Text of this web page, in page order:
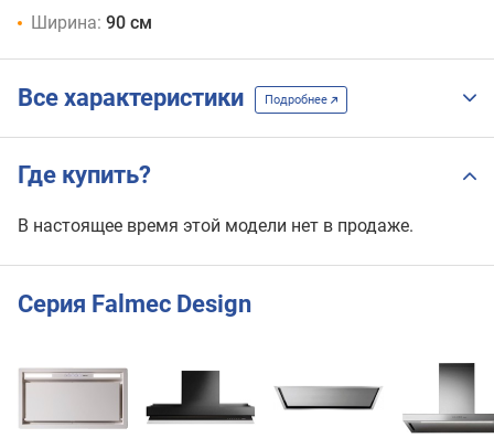
Ширина: 90 см
Все характеристики Подробнее
Где купить?
В настоящее время этой модели нет в продаже.
Серия Falmec Design